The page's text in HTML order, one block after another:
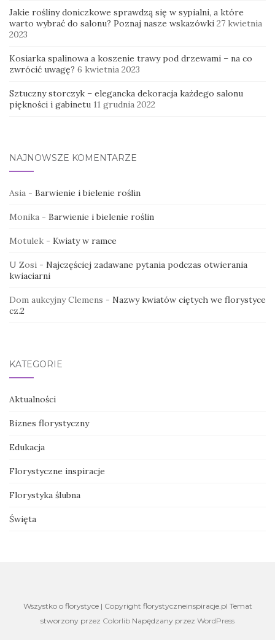
Jakie rośliny doniczkowe sprawdzą się w sypialni, a które
warto wybrać do salonu? Poznaj nasze wskazówki 27 kwietnia
2023
Kosiarka spalinowa a koszenie trawy pod drzewami – na co
zwrócić uwagę? 6 kwietnia 2023
Sztuczny storczyk – elegancka dekoracja każdego salonu
piękności i gabinetu 11 grudnia 2022
NAJNOWSZE KOMENTARZE
Asia - Barwienie i bielenie roślin
Monika - Barwienie i bielenie roślin
Motulek - Kwiaty w ramce
U Zosi - Najczęściej zadawane pytania podczas otwierania
kwiaciarni
Dom aukcyjny Clemens - Nazwy kwiatów ciętych we florystyce
cz.2
KATEGORIE
Aktualności
Biznes florystyczny
Edukacja
Florystyczne inspiracje
Florystyka ślubna
Święta
Wszystko o florystyce | Copyright florystyczneinspiracje.pl Temat
stworzony przez Colorlib Napędzany przez WordPress